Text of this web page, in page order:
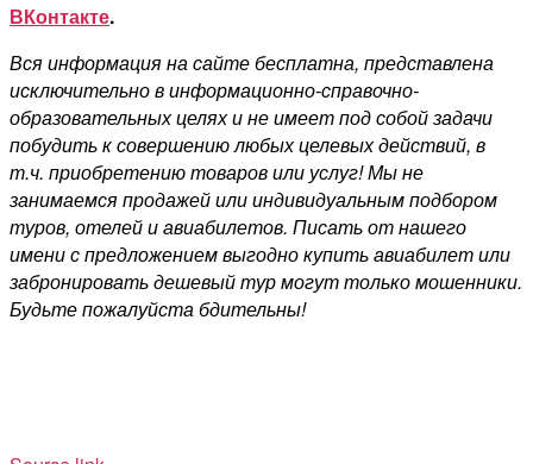
ВКонтакте.
Вся информация на сайте бесплатна, представлена
исключительно в информационно-справочно-
образовательных целях и не имеет под собой задачи
побудить к совершению любых целевых действий, в
т.ч. приобретению товаров или услуг! Мы не
занимаемся продажей или индивидуальным подбором
туров, отелей и авиабилетов. Писать от нашего
имени с предложением выгодно купить авиабилет или
забронировать дешевый тур могут только мошенники.
Будьте пожалуйста бдительны!